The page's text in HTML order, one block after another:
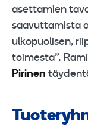
asettamien
saavuttamista
ulkopuolisen,
toimesta”,
Pirinen